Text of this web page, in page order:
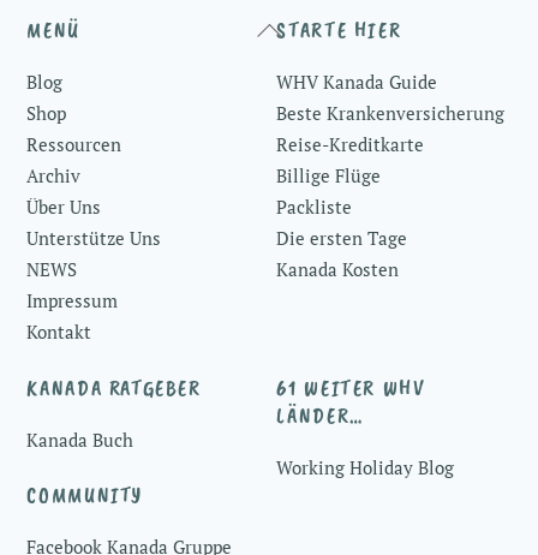
Back
Top
MENÜ
Blog
Shop
Ressourcen
Archiv
Über Uns
Unterstütze Uns
NEWS
Impressum
Kontakt
STARTE HIER
WHV Kanada Guide
Beste Krankenversicherung
Reise-Kreditkarte
Billige Flüge
Packliste
Die ersten Tage
Kanada Kosten
KANADA RATGEBER
Kanada Buch
COMMUNITY
Facebook Kanada Gruppe
61 WEITER WHV
LÄNDER…
Working Holiday Blog